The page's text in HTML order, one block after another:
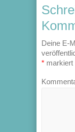
Deine E-
* markiert